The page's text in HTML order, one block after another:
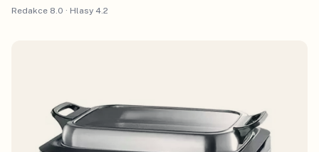
Redakce 8.0 · Hlasy 4.2